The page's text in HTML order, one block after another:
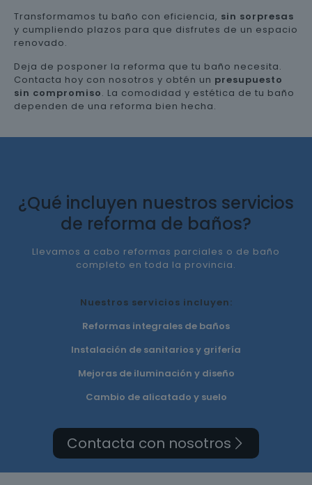
Transformamos tu baño con eficiencia, sin sorpresas
y cumpliendo plazos para que disfrutes de un espacio
renovado.
Deja de posponer la reforma que tu baño necesita.
Contacta hoy con nosotros y obtén un presupuesto
sin compromiso. La comodidad y estética de tu baño
dependen de una reforma bien hecha.
¿Qué incluyen nuestros servicios
de reforma de baños?
Llevamos a cabo reformas parciales o de baño
completo en toda la provincia.
Nuestros servicios incluyen:
Reformas integrales de baños
Instalación de sanitarios y grifería
Mejoras de iluminación y diseño
Cambio de alicatado y suelo
Contacta con nosotros